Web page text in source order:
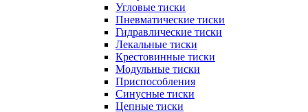
Угловые тиски
Пневматические тиски
Гидравлические тиски
Лекальные тиски
Крестовинные тиски
Модульные тиски
Приспособления
Синусные тиски
Цепные тиски